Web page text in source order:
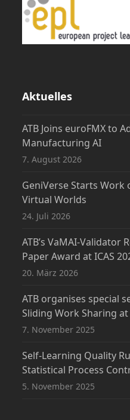
Aktuelles
ATB Joins euroFMX to
Manufacturing AI
7. August 2026
GeniVerse Starts Work
Virtual Worlds
24. Juli 2026
ATB’s VaMAI-Validator
Paper Award at ICAS
20. März 2026
ATB organises special
Sliding Work Sharing at
7. November 2025
Self-Learning Quality
Statistical Process
5. November 2025